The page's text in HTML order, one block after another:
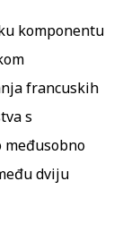
komponentu
francuskih
s
međusobno
dviju